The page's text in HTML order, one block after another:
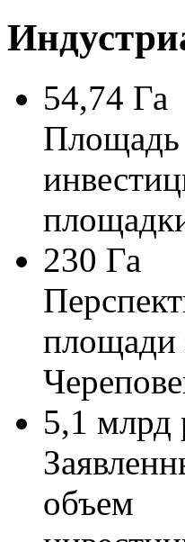
54,74 Га
Площадь
230 Га
площади
5,1 млрд
объем